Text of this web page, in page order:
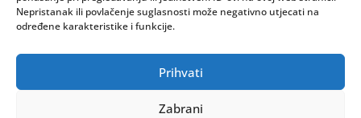
Nepristanak ili povlačenje suglasnosti može negativno utjecati na
određene karakteristike i funkcije.
Prihvati
Zabrani
Negactive